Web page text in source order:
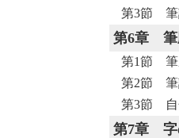
第3節 筆
第6章
第1節 筆
第2節 筆
第3節 自
第7章